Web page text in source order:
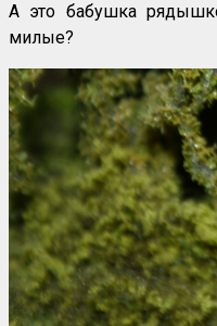
А это бабушка
милые?